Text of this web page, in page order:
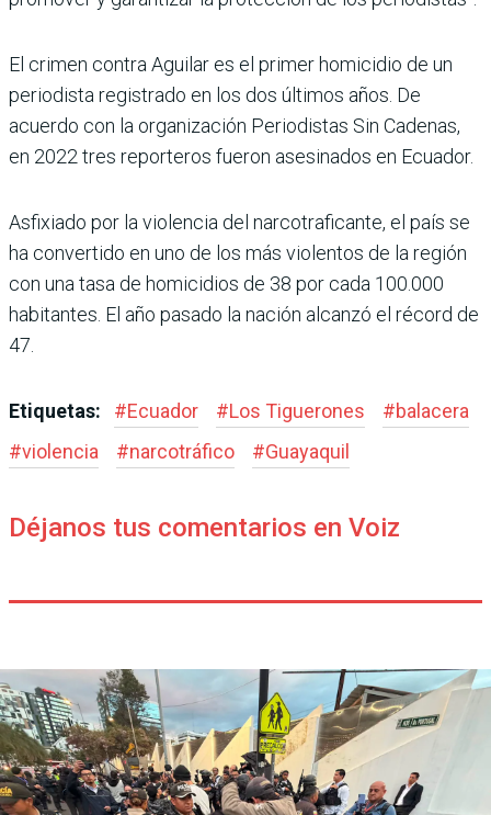
El crimen contra Aguilar es el primer homicidio de un
periodista registrado en los dos últimos años. De
acuerdo con la organización Periodistas Sin Cadenas,
en 2022 tres reporteros fueron asesinados en Ecuador.
Asfixiado por la violencia del narcotraficante, el país se
ha convertido en uno de los más violentos de la región
con una tasa de homicidios de 38 por cada 100.000
habitantes. El año pasado la nación alcanzó el récord de
47.
Etiquetas: #Ecuador #Los Tiguerones #balacera
#violencia #narcotráfico #Guayaquil
Déjanos tus comentarios en Voiz